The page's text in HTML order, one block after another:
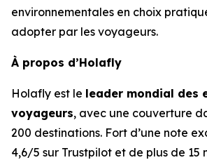
environnementales en choix
adopter par les voyageurs.
À propos d’Holafly
Holafly est le leader mondial des
voyageurs, avec une couverture
200 destinations. Fort d’une note
4,6/5 sur Trustpilot et de plus de 15